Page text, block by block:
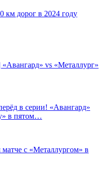
км дорог в 2024 году
vs «Металлург»
в серии! «Авангард»
в пятом…
с «Металлургом» в